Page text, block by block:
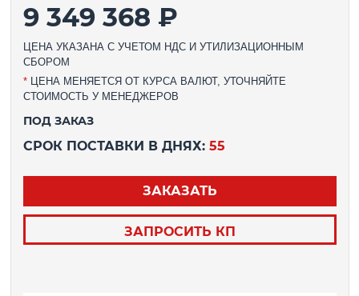
9 349 368 ₽
ЦЕНА УКАЗАНА С УЧЕТОМ НДС И УТИЛИЗАЦИОННЫМ
СБОРОМ
*ЦЕНА МЕНЯЕТСЯ ОТ КУРСА ВАЛЮТ, УТОЧНЯЙТЕ
СТОИМОСТЬ У МЕНЕДЖЕРОВ
ПОД ЗАКАЗ
СРОК ПОСТАВКИ В ДНЯХ: 55
ЗАКАЗАТЬ
ЗАПРОСИТЬ КП